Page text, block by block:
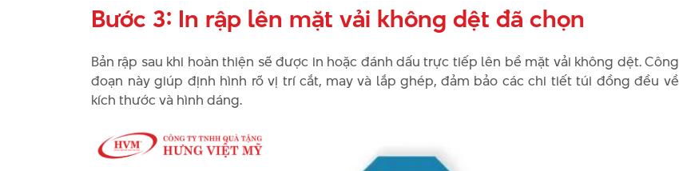
Bước 3: In rập lên mặt vải không dệt đã chọn
Bản rập sau khi hoàn thiện sẽ được in hoặc đánh dấu trực tiếp lên bề mặt vải không dệt. Công
đoạn này giúp định hình rõ vị trí cắt, may và lắp ghép, đảm bảo các chi tiết túi đồng đều về
kích thước và hình dáng.